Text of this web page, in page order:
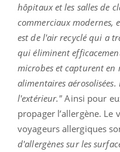
hôpitaux et les salles de
commerciaux
est de l'air recyclé qui a
qui éliminent
microbes et capturent en
alimentaires
l'extérieur." Ainsi pour
propager l’allergène.
voyageurs allergiques
d'allergènes sur les